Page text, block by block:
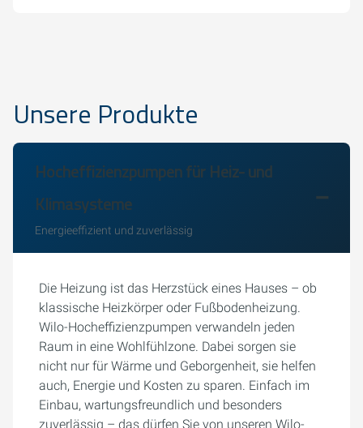
Unsere Produkte
Hocheffizienzpumpen für Heiz- und
Klimasysteme
Energieeffizient und zuverlässig
Die Heizung ist das Herzstück eines Hauses – ob
klassische Heizkörper oder Fußbodenheizung.
Wilo-Hocheffizienzpumpen verwandeln jeden
Raum in eine Wohlfühlzone. Dabei sorgen sie
nicht nur für Wärme und Geborgenheit, sie helfen
auch, Energie und Kosten zu sparen. Einfach im
Einbau, wartungsfreundlich und besonders
zuverlässig – das dürfen Sie von unseren Wilo-